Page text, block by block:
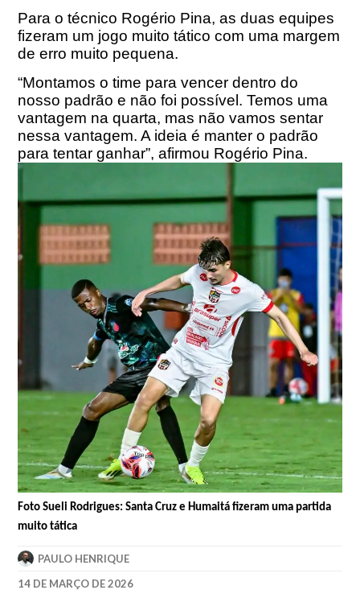
Para o técnico Rogério Pina, as duas equipes
fizeram um jogo muito tático com uma margem
de erro muito pequena.
“Montamos o time para vencer dentro do
nosso padrão e não foi possível. Temos uma
vantagem na quarta, mas não vamos sentar
nessa vantagem. A ideia é manter o padrão
para tentar ganhar”, afirmou Rogério Pina.
Foto Sueli Rodrigues: Santa Cruz e Humaitá fizeram uma partida
muito tática
PAULO HENRIQUE
14 DE MARÇO DE 2026